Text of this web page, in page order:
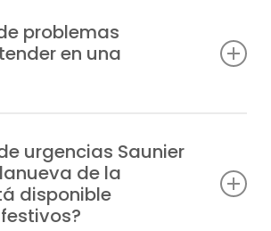
de horario habitual, el
tiene un recargo, que
antes de la intervención.
problemas
en una
hasta fallos en la
o errores de
en cualquier modelo
urgencias Saunier
de la
disponible